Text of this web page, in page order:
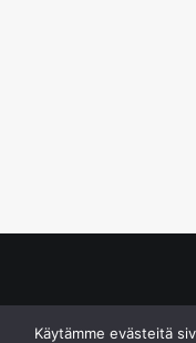
Käytämme evästeitä